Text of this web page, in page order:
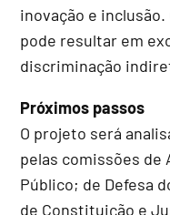
inovação e
pode resultar em
discriminação
Próximos passos
O projeto será
pelas comissões de
Público; de Defesa
de Constituição e